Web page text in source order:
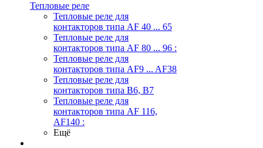
Тепловые реле
Тепловые реле для
контакторов типа AF 40 ... 65
Тепловые реле для
контакторов типа AF 80 ... 96 :
Тепловые реле для
контакторов типа AF9 ... AF38
Тепловые реле для
контакторов типа В6, В7
Тепловые реле для
контакторов типа AF 116,
AF140 :
Ещё